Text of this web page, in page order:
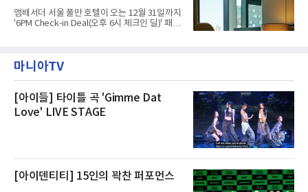
내부에서 불이 타는 냄새가 났다는 의혹과 관련
해 “사실무근”이라는 입장을 밝혔다.회사 측은
“인근에서 지난 15일 다른 회사에서 발생한 대
것으로 확인됐다”고 설명했다.이어 “정확한 화
재 원인은 추후 조사될
앰배서더 서울 풀만 호텔이 오는 12월 31일까지
'6PM Check-in Deal(오후 6시 체크인 딜)' 패키
텔 측은 “퇴근 후 또는 주말 도심 속에서 짧지만
온전한 휴식을 원하는 고객들에게 특별한 경험
제큐티브 두 가지 타입으로 구성된다. 디럭스 패
키지는 객실 1박(룸 온리)으로 심플한 호캉스를
즐길 수 있으며, 이그제큐티브 패키지는 객실 1
마니아TV
[아이들] 타이틀 곡 'Gimme Dat
Love' LIVE STAGE
[아이덴티티] 15인의 꽉찬 퍼포먼스